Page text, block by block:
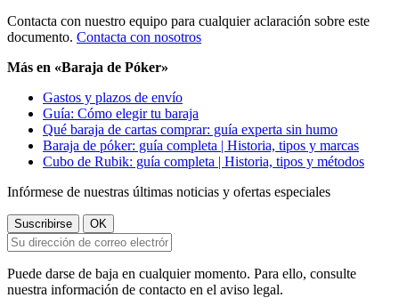
Contacta con nuestro equipo para cualquier aclaración sobre este
documento. Contacta con nosotros
Más en «Baraja de Póker»
Gastos y plazos de envío
Guía: Cómo elegir tu baraja
Qué baraja de cartas comprar: guía experta sin humo
Baraja de póker: guía completa | Historia, tipos y marcas
Cubo de Rubik: guía completa | Historia, tipos y métodos
Infórmese de nuestras últimas noticias y ofertas especiales
Puede darse de baja en cualquier momento. Para ello, consulte
nuestra información de contacto en el aviso legal.